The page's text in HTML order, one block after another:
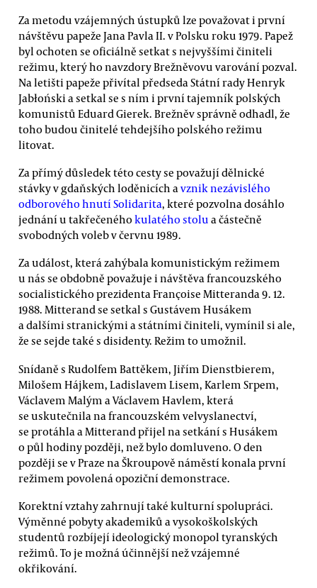
Za metodu vzájemných ústupků lze považovat i první
návštěvu papeže Jana Pavla II. v Polsku roku 1979. Papež
byl ochoten se oficiálně setkat s nejvyššími činiteli
režimu, který ho navzdory Brežněvovu varování pozval.
Na letišti papeže přivítal předseda Státní rady Henryk
Jabłoński a setkal se s ním i první tajemník polských
komunistů Eduard Gierek. Brežněv správně odhadl, že
toho budou činitelé tehdejšího polského režimu
litovat.
Za přímý důsledek této cesty se považují dělnické
stávky v gdaňských loděnicích avznik nezávislého
odborového hnutí Solidarita, které pozvolna dosáhlo
jednání u takřečenéhokulatého stolu a částečně
svobodných voleb v červnu 1989.
Za událost, která zahýbala komunistickým režimem
u nás se obdobně považuje i návštěva francouzského
socialistického prezidenta Françoise Mitteranda 9. 12.
1988. Mitterand se setkal s Gustávem Husákem
a dalšími stranickými a státními činiteli, vymínil si ale,
že se sejde také s disidenty. Režim to umožnil.
Snídaně s Rudolfem Battěkem, Jiřím Dienstbierem,
Milošem Hájkem, Ladislavem Lisem, Karlem Srpem,
Václavem Malým a Václavem Havlem, která
se uskutečnila na francouzském velvyslanectví,
se protáhla a Mitterand přijel na setkání s Husákem
o půl hodiny později, než bylo domluveno. O den
později se v Praze na Škroupově náměstí konala první
režimem povolená opoziční demonstrace.
Korektní vztahy zahrnují také kulturní spolupráci.
Výměnné pobyty akademiků a vysokoškolských
studentů rozbíjejí ideologický monopol tyranských
režimů. To je možná účinnější než vzájemné
okřikování.